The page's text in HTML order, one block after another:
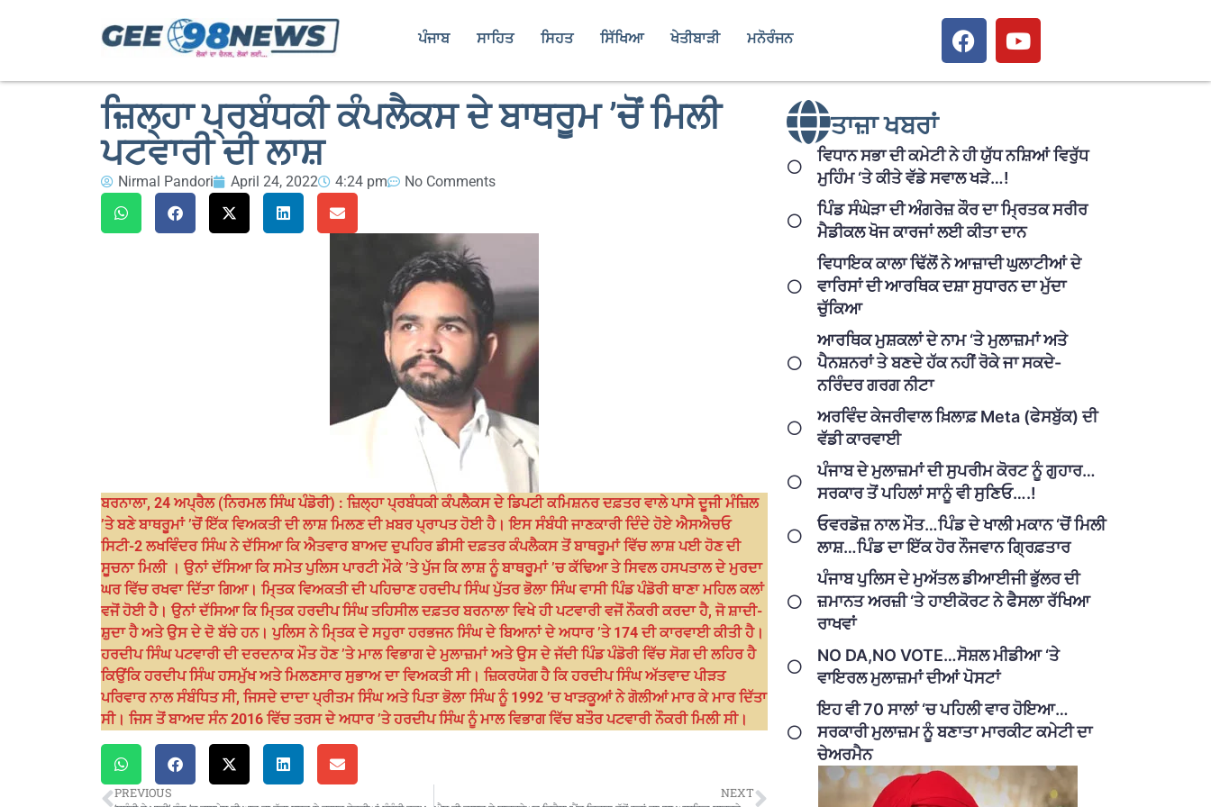
ਪੰਜਾਬ ਸਾਹਿਤ ਸਿਹਤ ਸਿੱਖਿਆ ਖੇਤੀਬਾੜੀ ਮਨੋਰੰਜਨ
ਜ਼ਿਲ੍ਹਾ ਪ੍ਰਬੰਧਕੀ ਕੰਪਲੈਕਸ ਦੇ ਬਾਥਰੂਮ ’ਚੋਂ ਮਿਲੀ
ਪਟਵਾਰੀ ਦੀ ਲਾਸ਼
Nirmal Pandori April 24, 2022 4:24 pm No Comments
ਬਰਨਾਲਾ, 24 ਅਪ੍ਰੈਲ (ਨਿਰਮਲ ਸਿੰਘ ਪੰਡੋਰੀ) : ਜ਼ਿਲ੍ਹਾ ਪ੍ਰਬੰਧਕੀ ਕੰਪਲੈਕਸ ਦੇ ਡਿਪਟੀ ਕਮਿਸ਼ਨਰ ਦਫ਼ਤਰ ਵਾਲੇ ਪਾਸੇ ਦੂਜੀ ਮੰਜ਼ਿਲ
’ਤੇ ਬਣੇ ਬਾਥਰੂਮਾਂ ’ਚੋਂ ਇੱਕ ਵਿਅਕਤੀ ਦੀ ਲਾਸ਼ ਮਿਲਣ ਦੀ ਖ਼ਬਰ ਪ੍ਰਾਪਤ ਹੋਈ ਹੈ। ਇਸ ਸੰਬੰਧੀ ਜਾਣਕਾਰੀ ਦਿੰਦੇ ਹੋਏ ਐਸਐਚਓ
ਸਿਟੀ-2 ਲਖਵਿੰਦਰ ਸਿੰਘ ਨੇ ਦੱਸਿਆ ਕਿ ਐਤਵਾਰ ਬਾਅਦ ਦੁਪਹਿਰ ਡੀਸੀ ਦਫ਼ਤਰ ਕੰਪਲੈਕਸ ਤੋਂ ਬਾਥਰੂਮਾਂ ਵਿੱਚ ਲਾਸ਼ ਪਈ ਹੋਣ ਦੀ
ਸੂਚਨਾ ਮਿਲੀ । ਉਨਾਂ ਦੱਸਿਆ ਕਿ ਸਮੇਤ ਪੁਲਿਸ ਪਾਰਟੀ ਮੌਕੇ ’ਤੇ ਪੁੱਜ ਕਿ ਲਾਸ਼ ਨੂੰ ਬਾਥਰੂਮਾਂ ’ਚ ਕੱਢਿਆ ਤੇ ਸਿਵਲ ਹਸਪਤਾਲ ਦੇ ਮੁਰਦਾ
ਘਰ ਵਿੱਚ ਰਖਵਾ ਦਿੱਤਾ ਗਿਆ। ਮਿ੍ਤਕ ਵਿਅਕਤੀ ਦੀ ਪਹਿਚਾਣ ਹਰਦੀਪ ਸਿੰਘ ਪੁੱਤਰ ਭੋਲਾ ਸਿੰਘ ਵਾਸੀ ਪਿੰਡ ਪੰਡੋਰੀ ਥਾਣਾ ਮਹਿਲ ਕਲਾਂ
ਵਜੋਂ ਹੋਈ ਹੈ। ਉਨਾਂ ਦੱਸਿਆ ਕਿ ਮਿ੍ਤਕ ਹਰਦੀਪ ਸਿੰਘ ਤਹਿਸੀਲ ਦਫ਼ਤਰ ਬਰਨਾਲਾ ਵਿਖੇ ਹੀ ਪਟਵਾਰੀ ਵਜੋਂ ਨੌਕਰੀ ਕਰਦਾ ਹੈ, ਜੋ ਸ਼ਾਦੀ-
ਸ਼ੁਦਾ ਹੈ ਅਤੇ ਉਸ ਦੇ ਦੋ ਬੱਚੇ ਹਨ। ਪੁਲਿਸ ਨੇ ਮਿ੍ਤਕ ਦੇ ਸਹੁਰਾ ਹਰਭਜਨ ਸਿੰਘ ਦੇ ਬਿਆਨਾਂ ਦੇ ਅਧਾਰ ’ਤੇ 174 ਦੀ ਕਾਰਵਾਈ ਕੀਤੀ ਹੈ।
ਹਰਦੀਪ ਸਿੰਘ ਪਟਵਾਰੀ ਦੀ ਦਰਦਨਾਕ ਮੌਤ ਹੋਣ ’ਤੇ ਮਾਲ ਵਿਭਾਗ ਦੇ ਮੁਲਾਜ਼ਮਾਂ ਅਤੇ ਉਸ ਦੇ ਜੱਦੀ ਪਿੰਡ ਪੰਡੋਰੀ ਵਿੱਚ ਸੋਗ ਦੀ ਲਹਿਰ ਹੈ
ਕਿਉਂਕਿ ਹਰਦੀਪ ਸਿੰਘ ਹਸਮੁੱਖ ਅਤੇ ਮਿਲਣਸਾਰ ਸੁਭਾਅ ਦਾ ਵਿਅਕਤੀ ਸੀ। ਜ਼ਿਕਰਯੋਗ ਹੈ ਕਿ ਹਰਦੀਪ ਸਿੰਘ ਅੱਤਵਾਦ ਪੀੜਤ
ਪਰਿਵਾਰ ਨਾਲ ਸੰਬੰਧਿਤ ਸੀ, ਜਿਸਦੇ ਦਾਦਾ ਪ੍ਰੀਤਮ ਸਿੰਘ ਅਤੇ ਪਿਤਾ ਭੋਲਾ ਸਿੰਘ ਨੂੰ 1992 ’ਚ ਖਾੜਕੂਆਂ ਨੇ ਗੋਲੀਆਂ ਮਾਰ ਕੇ ਮਾਰ ਦਿੱਤਾ
ਸੀ। ਜਿਸ ਤੋਂ ਬਾਅਦ ਸੰਨ 2016 ਵਿੱਚ ਤਰਸ ਦੇ ਅਧਾਰ ’ਤੇ ਹਰਦੀਪ ਸਿੰਘ ਨੂੰ ਮਾਲ ਵਿਭਾਗ ਵਿੱਚ ਬਤੌਰ ਪਟਵਾਰੀ ਨੌਕਰੀ ਮਿਲੀ ਸੀ।
PREVIOUS NEXT
ਤਾਜ਼ਾ ਖਬਰਾਂ
ਵਿਧਾਨ ਸਭਾ ਦੀ ਕਮੇਟੀ ਨੇ ਹੀ ਯੁੱਧ ਨਸ਼ਿਆਂ ਵਿਰੁੱਧ
ਮੁਹਿੰਮ ‘ਤੇ ਕੀਤੇ ਵੱਡੇ ਸਵਾਲ ਖੜੇ…!
ਪਿੰਡ ਸੰਘੇੜਾ ਦੀ ਅੰਗਰੇਜ਼ ਕੌਰ ਦਾ ਮ੍ਰਿਤਕ ਸਰੀਰ
ਮੈਡੀਕਲ ਖੋਜ ਕਾਰਜਾਂ ਲਈ ਕੀਤਾ ਦਾਨ
ਵਿਧਾਇਕ ਕਾਲਾ ਢਿੱਲੋਂ ਨੇ ਆਜ਼ਾਦੀ ਘੁਲਾਟੀਆਂ ਦੇ
ਵਾਰਿਸਾਂ ਦੀ ਆਰਥਿਕ ਦਸ਼ਾ ਸੁਧਾਰਨ ਦਾ ਮੁੱਦਾ
ਚੁੱਕਿਆ
ਆਰਥਿਕ ਮੁਸ਼ਕਲਾਂ ਦੇ ਨਾਮ ‘ਤੇ ਮੁਲਾਜ਼ਮਾਂ ਅਤੇ
ਪੈਨਸ਼ਨਰਾਂ ਤੇ ਬਣਦੇ ਹੱਕ ਨਹੀਂ ਰੋਕੇ ਜਾ ਸਕਦੇ-
ਨਰਿੰਦਰ ਗਰਗ ਨੀਟਾ
ਅਰਵਿੰਦ ਕੇਜਰੀਵਾਲ ਖ਼ਿਲਾਫ਼ Meta (ਫੇਸਬੁੱਕ) ਦੀ
ਵੱਡੀ ਕਾਰਵਾਈ
ਪੰਜਾਬ ਦੇ ਮੁਲਾਜ਼ਮਾਂ ਦੀ ਸੁਪਰੀਮ ਕੋਰਟ ਨੂੰ ਗੁਹਾਰ…
ਸਰਕਾਰ ਤੋਂ ਪਹਿਲਾਂ ਸਾਨੂੰ ਵੀ ਸੁਣਿਓ….!
ਓਵਰਡੋਜ਼ ਨਾਲ ਮੌਤ…ਪਿੰਡ ਦੇ ਖਾਲੀ ਮਕਾਨ ‘ਚੋਂ ਮਿਲੀ
ਲਾਸ਼…ਪਿੰਡ ਦਾ ਇੱਕ ਹੋਰ ਨੌਜਵਾਨ ਗ੍ਰਿਫ਼ਤਾਰ
ਪੰਜਾਬ ਪੁਲਿਸ ਦੇ ਮੁਅੱਤਲ ਡੀਆਈਜੀ ਭੁੱਲਰ ਦੀ
ਜ਼ਮਾਨਤ ਅਰਜ਼ੀ ‘ਤੇ ਹਾਈਕੋਰਟ ਨੇ ਫੈਸਲਾ ਰੱਖਿਆ
ਰਾਖਵਾਂ
NO DA,NO VOTE…ਸੋਸ਼ਲ ਮੀਡੀਆ ‘ਤੇ
ਵਾਇਰਲ ਮੁਲਾਜ਼ਮਾਂ ਦੀਆਂ ਪੋਸਟਾਂ
ਇਹ ਵੀ 70 ਸਾਲਾਂ ‘ਚ ਪਹਿਲੀ ਵਾਰ ਹੋਇਆ…
ਸਰਕਾਰੀ ਮੁਲਾਜ਼ਮ ਨੂੰ ਬਣਾਤਾ ਮਾਰਕੀਟ ਕਮੇਟੀ ਦਾ
ਚੇਅਰਮੈਨ